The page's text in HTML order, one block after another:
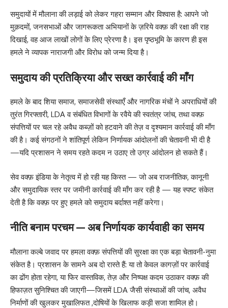
समुदायों में मौलाना की लड़ाई को लेकर गहरा सम्मान और विश्वास है: आपने जो
मुक़दमों, जनसभाओं और जागरूकता अभियानों के ज़रिये वक्फ़ की रक्षा की राह
दिखाई, वह आज लाखों लोगों के लिए प्रेरणा है। इस पृष्ठभूमि के कारण ही इस
हमले ने व्यापक नाराजगी और विरोध को जन्म दिया है।
समुदाय की प्रतिक्रिया और सख्त कार्रवाई की माँग
हमले के बाद शिया समाज, समाजसेवी संस्थाएँ और नागरिक मंचों ने अपराधियों की
तुरंत गिरफ्तारी, LDA व संबंधित विभागों के रवैये की स्वतंत्र जांच, तथा वक्फ़
संपत्तियों पर चल रहे अवैध कब्ज़ों को हटवाने की तेज़ व दृश्यमान कार्रवाई की माँग
की है। कई संगठनों ने शांतिपूर्ण लेकिन निर्णायक आंदोलनों की चेतावनी भी दी है
—यदि प्रशासन ने समय रहते कदम न उठाए तो उग्र आंदोलन हो सकते हैं।
सेव वक्फ़ इंडिया के नेतृत्व में हो रही यह किस्त — जो अब राजनीतिक, कानूनी
और समुदायिक स्तर पर जमीनी कार्रवाई की माँग कर रही है — यह स्पष्ट संकेत
देती है कि वक्फ़ पर हुए हमले को समुदाय बर्दाश्त नहीं करेगा।
नीति बनाम परचम — अब निर्णायक कार्यवाही का समय
मौलाना कल्बे जवाद पर हमला वक्फ़ संपत्तियों की सुरक्षा का एक बड़ा चेतावनी-नुमा
संकेत है। प्रशासन के सामने अब दो रास्ते हैं: या तो केवल कागज़ों पर कार्रवाई
का ढोंग होता रहेगा, या फिर वास्तविक, तेज़ और निष्पक्ष कदम उठाकर वक्फ़ की
हिफाज़त सुनिश्चित की जाएगी—जिसमें LDA जैसी संस्थाओं की जांच, अवैध
निर्माणों की खुलकर मुखालिफत ,दोषियों के खिलाफ कड़ी सजा शामिल हो।